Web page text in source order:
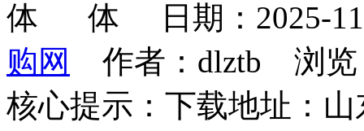
日期：2025-
购网
作者：dlztb 浏览
核心提示：下载地址：